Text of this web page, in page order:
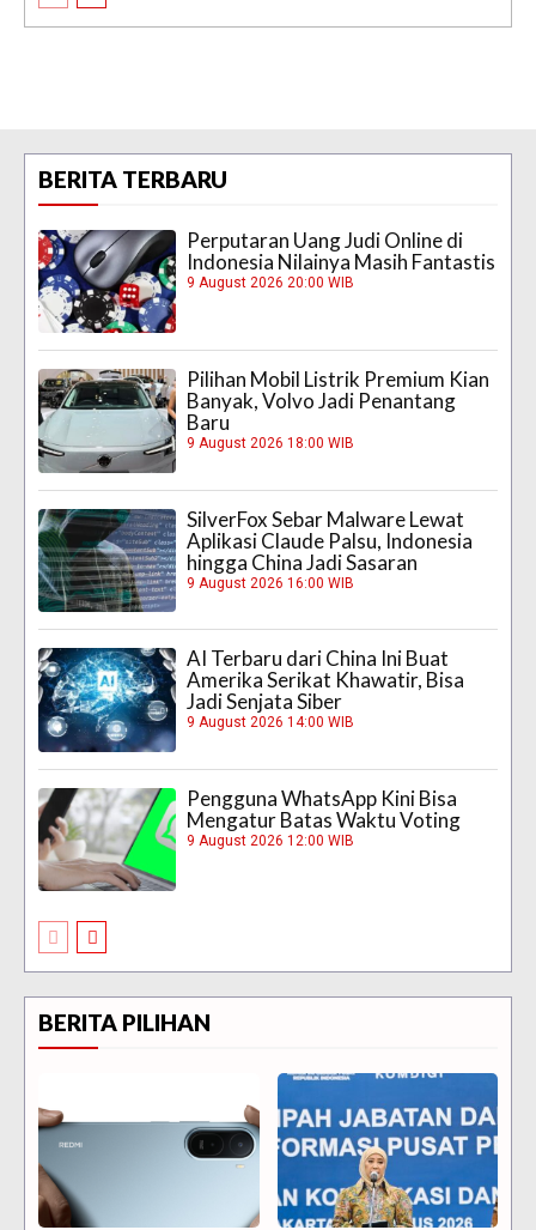
BERITA TERBARU
Perputaran Uang Judi Online di
Indonesia Nilainya Masih Fantastis
9 August 2026 20:00 WIB
Pilihan Mobil Listrik Premium Kian
Banyak, Volvo Jadi Penantang
Baru
9 August 2026 18:00 WIB
SilverFox Sebar Malware Lewat
Aplikasi Claude Palsu, Indonesia
hingga China Jadi Sasaran
9 August 2026 16:00 WIB
AI Terbaru dari China Ini Buat
Amerika Serikat Khawatir, Bisa
Jadi Senjata Siber
9 August 2026 14:00 WIB
Pengguna WhatsApp Kini Bisa
Mengatur Batas Waktu Voting
9 August 2026 12:00 WIB
BERITA PILIHAN